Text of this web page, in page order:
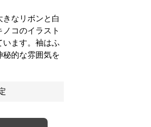
なリボンと白
コのイラスト
います。袖はふ
秘的な雰囲気を